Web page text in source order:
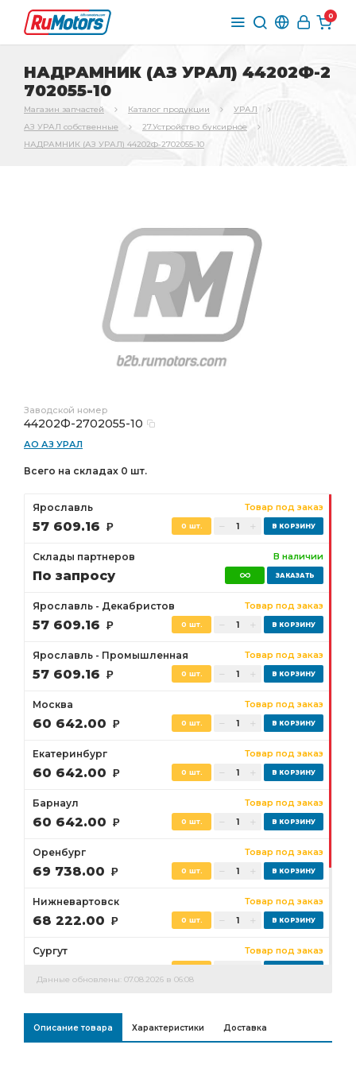
0
НАДРАМНИК (АЗ УРАЛ) 44202Ф-2
702055-10
Магазин запчастей Каталог продукции
УРАЛ
АЗ УРАЛ собственные
27.Устройство буксирное
НАДРАМНИК (АЗ УРАЛ) 44202Ф-2702055-10
Заводской номер
44202Ф-2702055-10
АО АЗ УРАЛ
Всего на складах 0 шт.
Ярославль Товар под заказ
57 609.16 Р 0 шт.
Склады партнеров В наличии
По запросу
Ярославль - Декабристов Товар под заказ
57 609.16 Р 0 шт.
Ярославль - Промышленная Товар под заказ
57 609.16 Р 0 шт.
Москва Товар под заказ
60 642.00 Р 0 шт.
Екатеринбург Товар под заказ
60 642.00 Р 0 шт.
Барнаул Товар под заказ
60 642.00 Р 0 шт.
Оренбург Товар под заказ
69 738.00 Р 0 шт.
Нижневартовск Товар под заказ
68 222.00 Р 0 шт.
Сургут Товар под заказ
Данные обновлены: 07.08.2026 в 06:08
Описание товара Характеристики Доставка